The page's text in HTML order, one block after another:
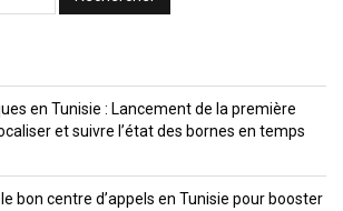
en Tunisie : Lancement de la première
et suivre l’état des bornes en temps
bon centre d’appels en Tunisie pour booster